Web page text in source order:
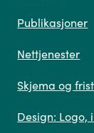
Publikasjoner
Nettjenester
Skjema og
Design: Logo,